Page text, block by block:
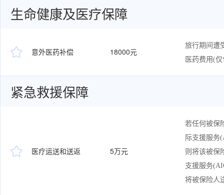
生命健康及医疗保障
 意外医药补偿 18000元
旅行期间遭
医药费用(
紧急救援保障
 医疗运送和送返 5万元
若任何被保
际支援服务
则将该被保
支援服务
将被保险人